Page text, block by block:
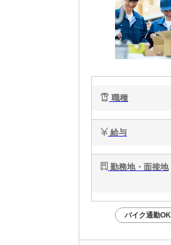
職種
給与
勤務地・面接地
バイク通勤OK